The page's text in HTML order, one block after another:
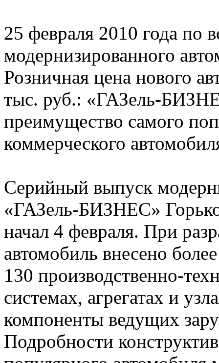
25 февраля 2010 года по
модернизированного
Розничная цена нового
тыс. руб.: «ГАЗель-
преимущество самого
коммерческого
Серийный выпуск
«ГАЗель-БИЗНЕС»
начал 4 февраля. При
автомобиль внесено
130 производственно-
системах, агрегатах и
компоненты ведущих
Подробности